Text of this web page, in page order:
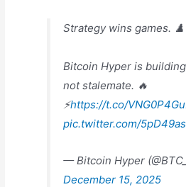
Strategy wins games. ♟️
Bitcoin Hyper is
not stalemate. 🔥
⚡️https://t.co/
pic.twitter.com/
— Bitcoin Hyper
December 15, 2025